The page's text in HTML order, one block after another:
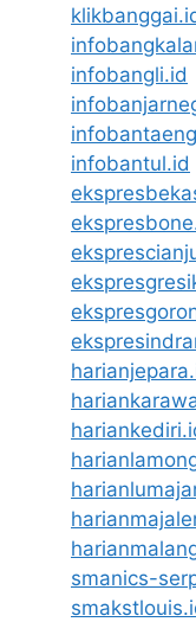
infobangli.id
infobantul.id
smanics-